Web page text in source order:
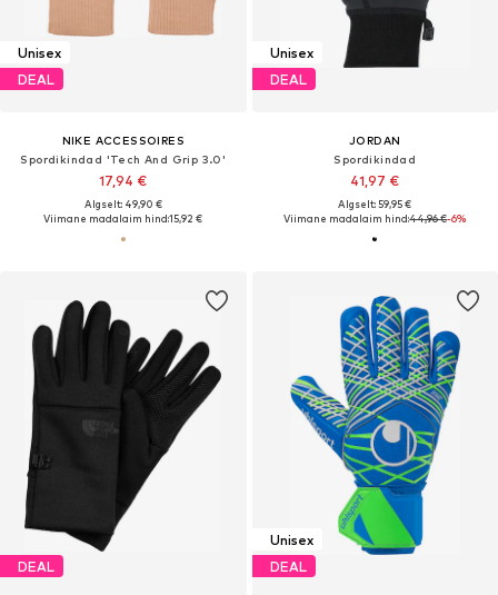
Unisex
DEAL
NIKE ACCESSOIRES
Spordikindad 'Tech And Grip 3.0'
17,94 €
Algselt: 49,90 €
Viimane madalaim hind:15,92 €
Unisex
DEAL
JORDAN
Spordikindad
41,97 €
Algselt: 59,95 €
Viimane madalaim hind:44,96 €-6%
DEAL
Unisex
DEAL